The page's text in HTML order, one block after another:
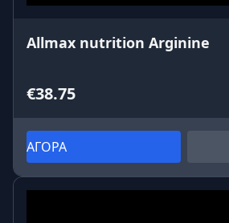
Allmax nutrition Arginine
€38.75
ΑΓΟΡΑ